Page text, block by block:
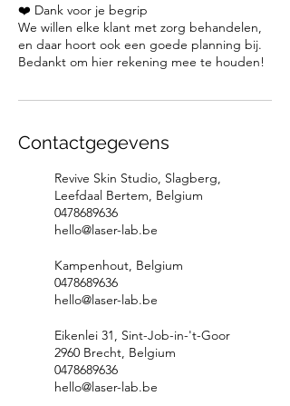
❤️ Dank voor je begrip
We willen elke klant met zorg behandelen,
en daar hoort ook een goede planning bij.
Bedankt om hier rekening mee te houden!
Contactgegevens
Revive Skin Studio, Slagberg,
Leefdaal Bertem, Belgium
0478689636
hello@laser-lab.be
Kampenhout, Belgium
0478689636
hello@laser-lab.be
Eikenlei 31, Sint-Job-in-'t-Goor
2960 Brecht, Belgium
0478689636
hello@laser-lab.be